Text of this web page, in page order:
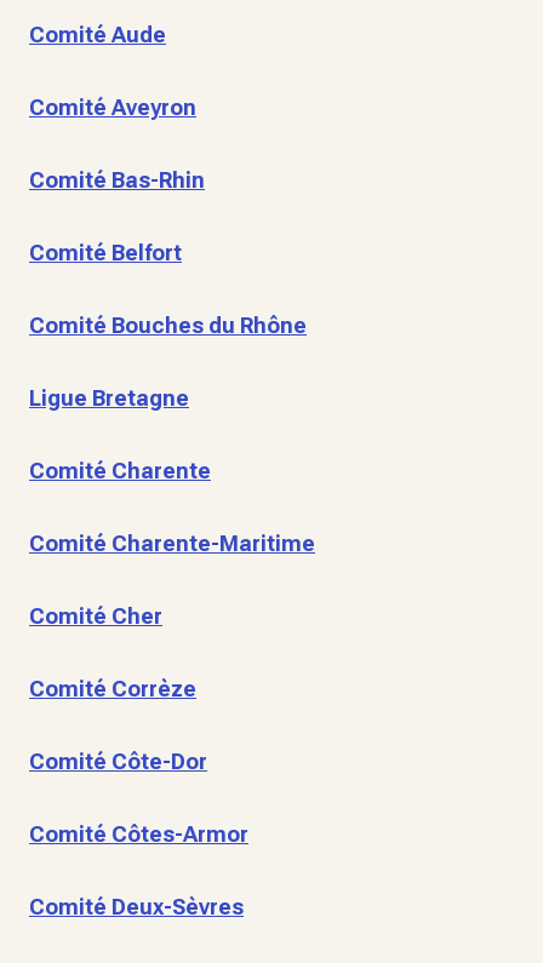
Comité Aude
Comité Aveyron
Comité Bas-Rhin
Comité Belfort
Comité Bouches du Rhône
Ligue Bretagne
Comité Charente
Comité Charente-Maritime
Comité Cher
Comité Corrèze
Comité Côte-Dor
Comité Côtes-Armor
Comité Deux-Sèvres